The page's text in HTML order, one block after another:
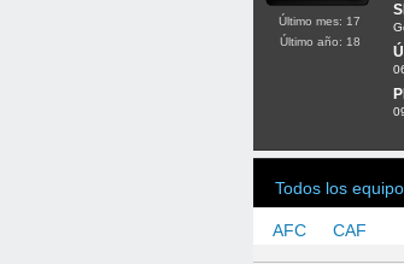
Último mes: 17
Último año: 18
Todos los
AFC CAF